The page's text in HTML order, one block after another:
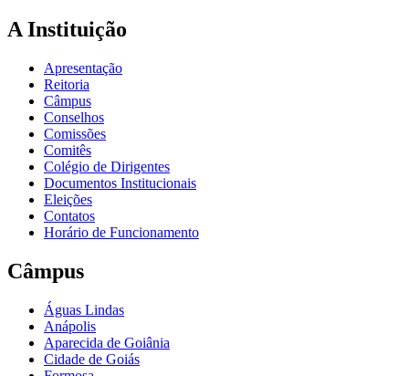
A Instituição
Apresentação
Reitoria
Câmpus
Conselhos
Comissões
Comitês
Colégio de Dirigentes
Documentos Institucionais
Eleições
Contatos
Horário de Funcionamento
Câmpus
Águas Lindas
Anápolis
Aparecida de Goiânia
Cidade de Goiás